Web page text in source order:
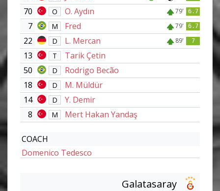
70 O O. Aydın 79' 6.7
7 M Fred 79' 6.7
22 D L. Mercan 89' 7
13 T
Tarik Çetin
50
D
Rodrigo Becão
18
D
M. Müldür
14
D
Y. Demir
8
M Mert Hakan Yandaş
COACH
Domenico Tedesco
Galatasaray